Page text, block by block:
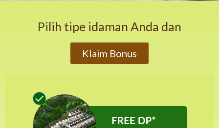
Pilih tipe idaman Anda dan
Klaim Bonus